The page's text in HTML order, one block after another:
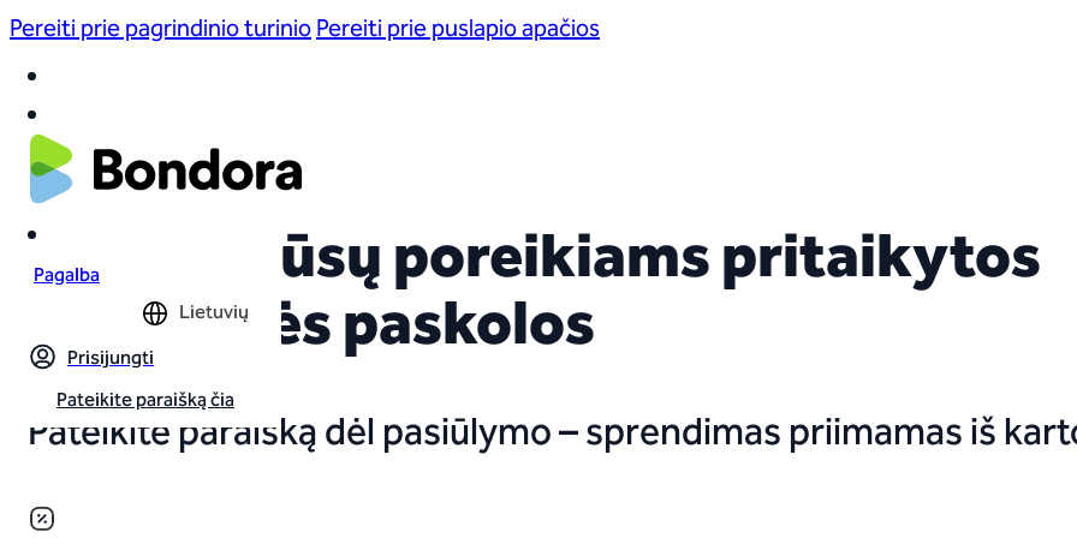
Pereiti prie pagrindinio turinioPereiti prie puslapio apačios
Pagalba
Lietuvių
Prisijungti
Pateikite paraišką čia
Visiems jūsų poreikiams pritaikytos
asmeninės paskolos
Pateikite paraišką dėl pasiūlymo – sprendimas priimamas iš